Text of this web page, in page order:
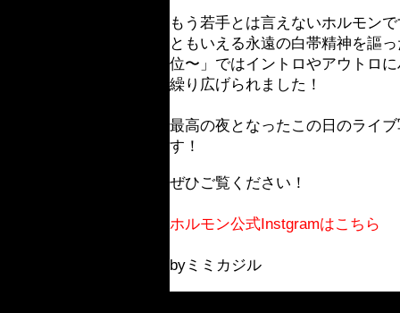
もう若手とは言えないホルモン
ともいえる永遠の白帯精神を謳
位〜」ではイントロやアウトロ
繰り広げられました！
最高の夜となったこの日のライ
す！
ぜひご覧ください！
ホルモン公式Instgramはこちら
byミミカジル